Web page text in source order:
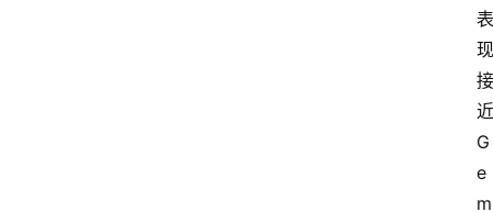
表
现
接
近
G
e
m